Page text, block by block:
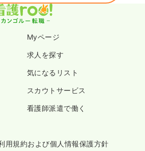
Myページ
求人を探す
気になるリスト
スカウトサービス
看護師派遣で働く
用規約および個人情報保護方針